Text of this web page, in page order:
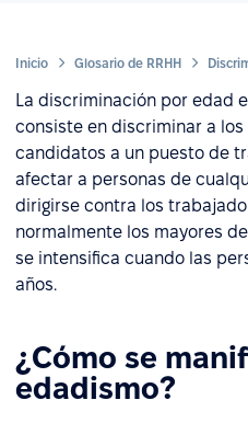
Inicio Glosario de RRHH
La discriminación por edad
consiste en discriminar a los
candidatos a un puesto de
afectar a personas de
dirigirse contra los
normalmente los mayores
se intensifica cuando las
años.
¿Cómo se
edadismo?